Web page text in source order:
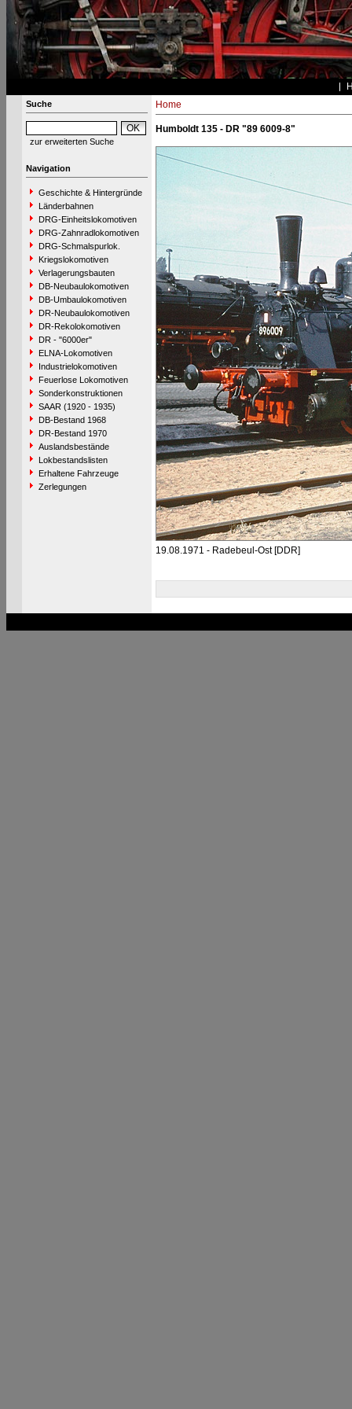
Suche
zur erweiterten Suche
Navigation
Geschichte & Hintergründe
Länderbahnen
DRG-Einheitslokomotiven
DRG-Zahnradlokomotiven
DRG-Schmalspurlok.
Kriegslokomotiven
Verlagerungsbauten
DB-Neubaulokomotiven
DB-Umbaulokomotiven
DR-Neubaulokomotiven
DR-Rekolokomotiven
DR - "6000er"
ELNA-Lokomotiven
Industrielokomotiven
Feuerlose Lokomotiven
Sonderkonstruktionen
SAAR (1920 - 1935)
DB-Bestand 1968
DR-Bestand 1970
Auslandsbestände
Lokbestandslisten
Erhaltene Fahrzeuge
Zerlegungen
Home
Humboldt 135 - DR "89 6009-8"
19.08.1971 - Radebeul-Ost [DDR]